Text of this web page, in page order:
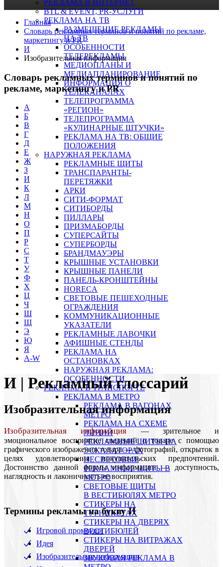
РЕКЛАМА В ИНТЕРНЕТ
BTL & EVENT, PR-УСЛУГИ
РЕКЛАМА НА ТВ
РАЗМЕЩЕНИЕ РЕКЛАМЫ
НА ТВ
ОСОБЕННОСТИ
ТЕЛЕРЕКЛАМЫ
МЕДИОПЛАНЫ И
МЕДИАПЛАНИРОВАНИЕ
ИНФОРМАЦИЯ О
ТЕЛЕКАНАЛАХ
ТЕЛЕПРОГРАММА
«РЕГИОН»
ТЕЛЕПРОГРАММА
«КУЛИНАРНЫЕ ШТУЧКИ»
РЕКЛАМА НА ТВ: ОБЩИЕ
ПОЛОЖЕНИЯ
НАРУЖНАЯ РЕКЛАМА
РЕКЛАМНЫЕ ЩИТЫ
ТРАНСПАРАНТЫ-
ПЕРЕТЯЖКИ
АРКИ
СИТИ-ФОРМАТ
СИТИБОРДЫ
ПИЛЛАРЫ
ПРИЗМАБОРДЫ
СУПЕРСАЙТЫ
СУПЕРБОРДЫ
БРАНДМАУЭРЫ
КРЫШНЫЕ УСТАНОВКИ
КРЫШНЫЕ ПАНЕЛИ
ПАНЕЛЬ-КРОНШТЕЙНЫ
HORECA
СВЕТОВЫЕ ПЕШЕХОДНЫЕ
ОГРАЖДЕНИЯ
КОММУНИКАЦИОННЫЕ
УКАЗАТЕЛИ
РЕКЛАМНЫЕ ЛАВОЧКИ
АФИШНЫЕ СТЕНДЫ
РЕКЛАМА НА
ОСТАНОВКАХ
НАРУЖНАЯ РЕКЛАМА:
ОСОБЕННОСТИ
РЕКЛАМА В ТРАНСПОРТЕ
РЕКЛАМА В МЕТРО
РЕКЛАМА В ВАГОНАХ
МЕТРО
РЕКЛАМА НА СХЕМЕ
ЛИНИЙ
РЕКЛАМНЫЕ ЩИТЫ НА
ЭСКАЛАТОРАХ
НЕСВЕТОВЫЕ
РЕКЛАМНЫЕ ЩИТЫ В
МЕТРО
СВЕТОВЫЕ ЩИТЫ
В ВЕСТИБЮЛЯХ МЕТРО
СТИКЕРЫ НА
ТУРНИКЕТАХ
CТИКЕРЫ НА ДВЕРЯХ
ВЕСТИБЮЛЕЙ
CТИКЕРЫ НА ВИТРАЖАХ
ДВЕРЕЙ
ЗВУКОВАЯ РЕКЛАМА В
Главная
Словарь рекламных терминов и понятий по рекламе,
маркетингу и PR
И
Изобразительная информация
Словарь рекламных терминов и понятий по
рекламе, маркетингу и PR
А
Б
В
Г
Д
Е
Ж
З
И
К
Л
М
Н
О
П
Р
С
Т
У
Ф
Х
Ц
Ч
Ш
Щ
Э
Ю
Я
A-W
И | Рекламный глоссарий
Изобразительная информация
Изобразительная информация — зрительное и
эмоциональное восприятие сведений о товаре с помощью
графического изображения товара — фотографий, открыток в
целях удовлетворения покупательских предпочтений.
Достоинство данной формы информации — доступность,
наглядность и лаконичность ее восприятия.
Термины рекламы на букву И
Игровой промоушн
Идея
Изобразительная информация